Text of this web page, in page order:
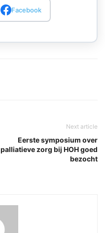
Facebook
Next article
Eerste symposium over
palliatieve zorg bij HOH goed
bezocht